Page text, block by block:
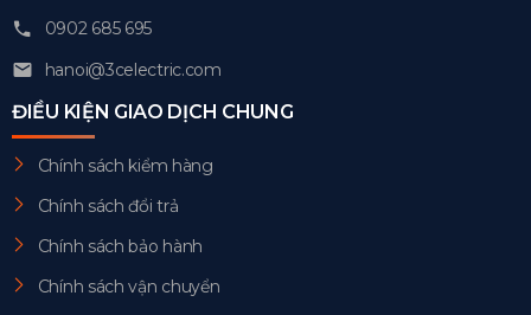
0902 685 695
hanoi@3celectric.com
ĐIỀU KIỆN GIAO DỊCH CHUNG
Chính sách kiểm hàng
Chính sách đổi trả
Chính sách bảo hành
Chính sách vận chuyển